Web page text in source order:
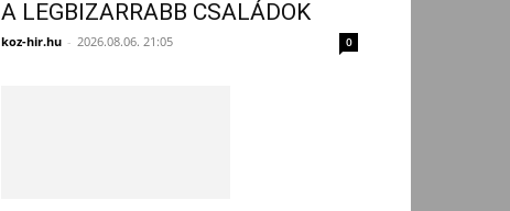
A LEGBIZARRABB CSALÁDOK
koz-hir.hu - 2026.08.06. 21:05 0